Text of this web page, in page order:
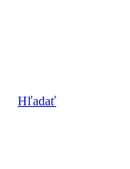
Hľadať